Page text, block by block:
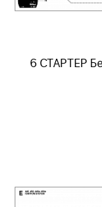
6 СТАРТЕР